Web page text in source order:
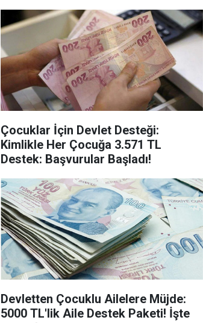
Çocuklar İçin Devlet Desteği:
Kimlikle Her Çocuğa 3.571 TL
Destek: Başvurular Başladı!
Devletten Çocuklu Ailelere Müjde:
5000 TL'lik Aile Destek Paketi! İşte